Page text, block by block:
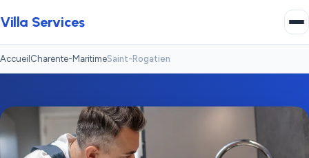
Villa Services
Accueil Charente-MaritimeSaint-Rogatien